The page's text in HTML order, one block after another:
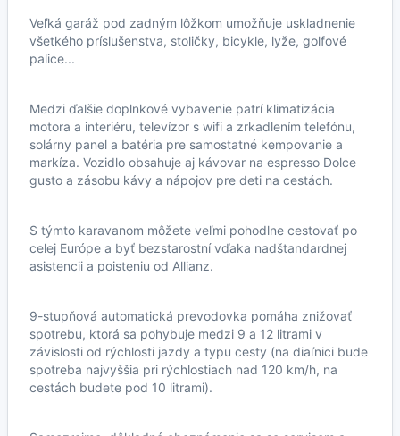
Veľká garáž pod zadným lôžkom umožňuje uskladnenie
všetkého príslušenstva, stoličky, bicykle, lyže, golfové
palice...
Medzi ďalšie doplnkové vybavenie patrí klimatizácia
motora a interiéru, televízor s wifi a zrkadlením telefónu,
solárny panel a batéria pre samostatné kempovanie a
markíza. Vozidlo obsahuje aj kávovar na espresso Dolce
gusto a zásobu kávy a nápojov pre deti na cestách.
S týmto karavanom môžete veľmi pohodlne cestovať po
celej Európe a byť bezstarostní vďaka nadštandardnej
asistencii a poisteniu od Allianz.
9-stupňová automatická prevodovka pomáha znižovať
spotrebu, ktorá sa pohybuje medzi 9 a 12 litrami v
závislosti od rýchlosti jazdy a typu cesty (na diaľnici bude
spotreba najvyššia pri rýchlostiach nad 120 km/h, na
cestách budete pod 10 litrami).